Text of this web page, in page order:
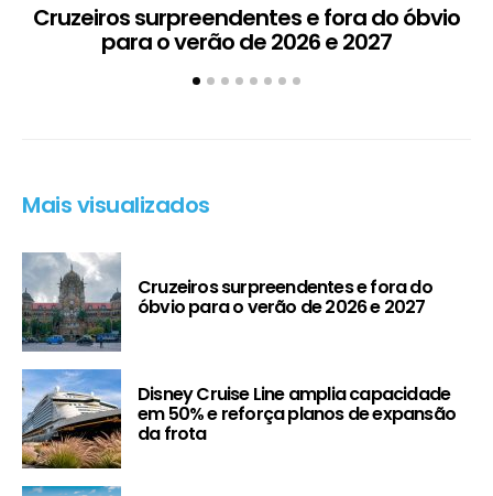
Cruzeiros surpreendentes e fora do óbvio
para o verão de 2026 e 2027
Mais visualizados
Cruzeiros surpreendentes e fora do
óbvio para o verão de 2026 e 2027
Disney Cruise Line amplia capacidade
em 50% e reforça planos de expansão
da frota